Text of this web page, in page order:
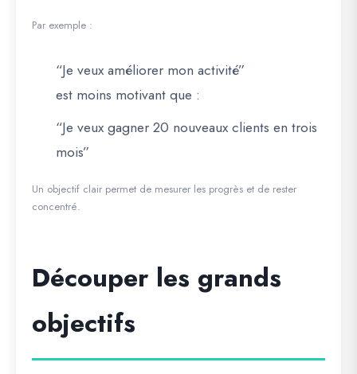
Par exemple :
“Je veux améliorer mon activité”
est moins motivant que :
“Je veux gagner 20 nouveaux clients en trois
mois”
Un objectif clair permet de mesurer les progrès et de rester
concentré.
Découper les grands
objectifs